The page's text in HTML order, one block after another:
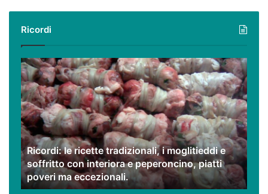
Ricordi
Ricordi:
le
ricette
tradizionali,
i
moglitieddi
e
soffritto
con
interiora
e
Ricordi: le ricette tradizionali, i moglitieddi e
soffritto con interiora e peperoncino, piatti
poveri ma eccezionali.